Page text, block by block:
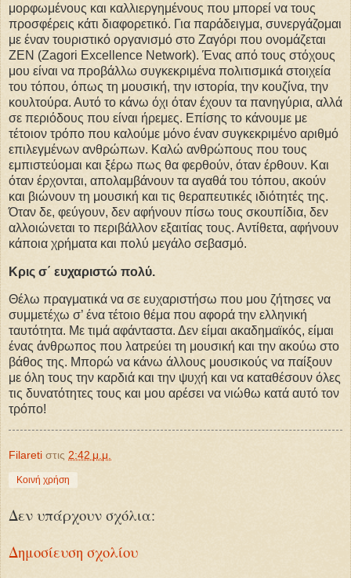
μορφωμένους και καλλιεργημένους που μπορεί να τους
προσφέρεις κάτι διαφορετικό. Για παράδειγμα, συνεργάζομαι
με έναν τουριστικό οργανισμό στο Ζαγόρι που ονομάζεται
ΖΕΝ (Zagori Excellence Network). Ένας από τους στόχους
μου είναι να προβάλλω συγκεκριμένα πολιτισμικά στοιχεία
του τόπου, όπως τη μουσική, την ιστορία, την κουζίνα, την
κουλτούρα. Αυτό το κάνω όχι όταν έχουν τα πανηγύρια, αλλά
σε περιόδους που είναι ήρεμες. Επίσης το κάνουμε με
τέτοιον τρόπο που καλούμε μόνο έναν συγκεκριμένο αριθμό
επιλεγμένων ανθρώπων. Καλώ ανθρώπους που τους
εμπιστεύομαι και ξέρω πως θα φερθούν, όταν έρθουν. Και
όταν έρχονται, απολαμβάνουν τα αγαθά του τόπου, ακούν
και βιώνουν τη μουσική και τις θεραπευτικές ιδιότητές της.
Όταν δε, φεύγουν, δεν αφήνουν πίσω τους σκουπίδια, δεν
αλλοιώνεται το περιβάλλον εξαιτίας τους. Αντίθετα, αφήνουν
κάποια χρήματα και πολύ μεγάλο σεβασμό.
Κρις σ΄ ευχαριστώ πολύ.
Θέλω πραγματικά να σε ευχαριστήσω που μου ζήτησες να
συμμετέχω σ’ ένα τέτοιο θέμα που αφορά την ελληνική
ταυτότητα. Με τιμά αφάνταστα. Δεν είμαι ακαδημαϊκός, είμαι
ένας άνθρωπος που λατρεύει τη μουσική και την ακούω στο
βάθος της. Μπορώ να κάνω άλλους μουσικούς να παίξουν
με όλη τους την καρδιά και την ψυχή και να καταθέσουν όλες
τις δυνατότητες τους και μου αρέσει να νιώθω κατά αυτό τον
τρόπο!
Filareti στις 2:42 μ.μ.
Κοινή χρήση
Δεν υπάρχουν σχόλια:
Δημοσίευση σχολίου